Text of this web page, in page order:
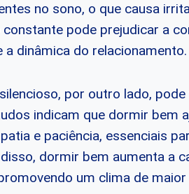
no sono, o que causa
pode prejudicar a
dinâmica do relacionamento.
por outro lado,
indicam que dormir bem
e paciência, essenciais
dormir bem aumenta a
um clima de